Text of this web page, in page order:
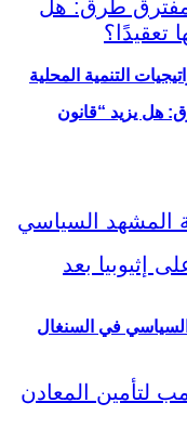
التنمية المحلية
هل يزيد “قانون
في السنغال